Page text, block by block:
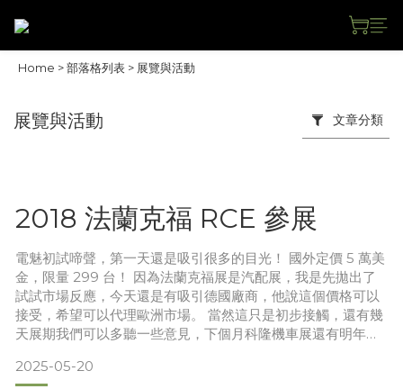
Home >部落格列表 > 展覽與活動
展覽與活動 文章分類
2018 法蘭克福 RCE 參展
電魅初試啼聲，第一天還是吸引很多的目光！ 國外定價 5 萬美
金，限量 299 台！ 因為法蘭克福展是汽配展，我是先拋出了
試試市場反應，今天還是有吸引德國廠商，他說這個價格可以
接受，希望可以代理歐洲市場。 當然這只是初步接觸，還有幾
天展期我們可以多聽一些意見，下個月科隆機車展還有明年奢
這個目
2025-05-20